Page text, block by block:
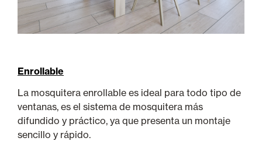
Enrollable
La mosquitera enrollable es ideal para todo tipo de
ventanas, es el sistema de mosquitera más
difundido y práctico, ya que presenta un montaje
sencillo y rápido.